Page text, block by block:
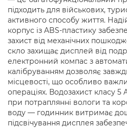
підходить для військових,
активного способу життя.
корпус із ABS-пластику
захист від механічних
скло захищає дисплей від
електронний компас з
калібруванням дозволяє
місцевості, що особливо
операціях. Водозахист класу 5
при потраплянні вологи та
воду — годинник витримає
підсвічування дисплея